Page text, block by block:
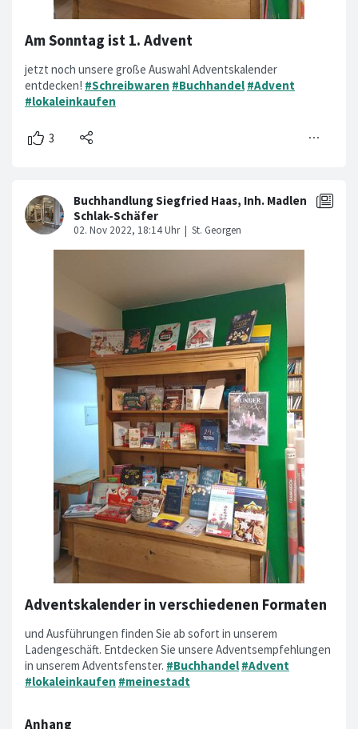
Am Sonntag ist 1. Advent
jetzt noch unsere große Auswahl Adventskalender
entdecken! #Schreibwaren #Buchhandel #Advent
#lokaleinkaufen
Adventskalender in verschiedenen Formaten
und Ausführungen finden Sie ab sofort in unserem
Ladengeschäft. Entdecken Sie unsere Adventsempfehlungen
in unserem Adventsfenster. #Buchhandel #Advent
#lokaleinkaufen #meinestadt